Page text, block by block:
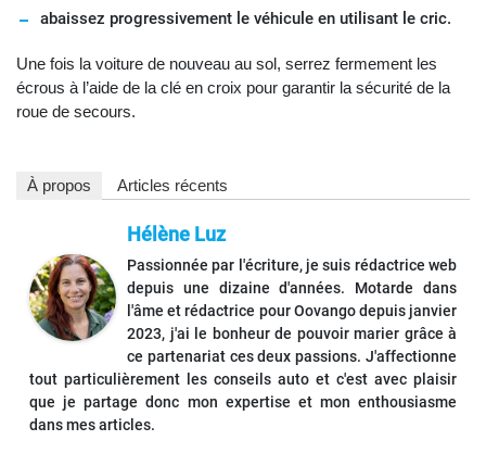
abaissez progressivement le véhicule en utilisant le cric.
Une fois la voiture de nouveau au sol, serrez fermement les
écrous à l’aide de la clé en croix pour garantir la sécurité de la
roue de secours.
À propos Articles récents
Hélène Luz
Passionnée par l'écriture, je suis rédactrice web
depuis une dizaine d'années. Motarde dans
l'âme et rédactrice pour Oovango depuis janvier
2023, j'ai le bonheur de pouvoir marier grâce à
ce partenariat ces deux passions. J'affectionne
tout particulièrement les conseils auto et c'est avec plaisir
que je partage donc mon expertise et mon enthousiasme
dans mes articles.